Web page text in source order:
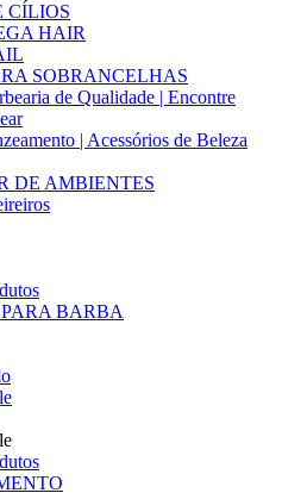
CÍLIOS
HAIR
SOBRANCELHAS
de Qualidade | Encontre
| Acessórios de Beleza
DE AMBIENTES
BARBA